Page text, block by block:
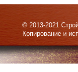
© 2013-2021
Копирование и